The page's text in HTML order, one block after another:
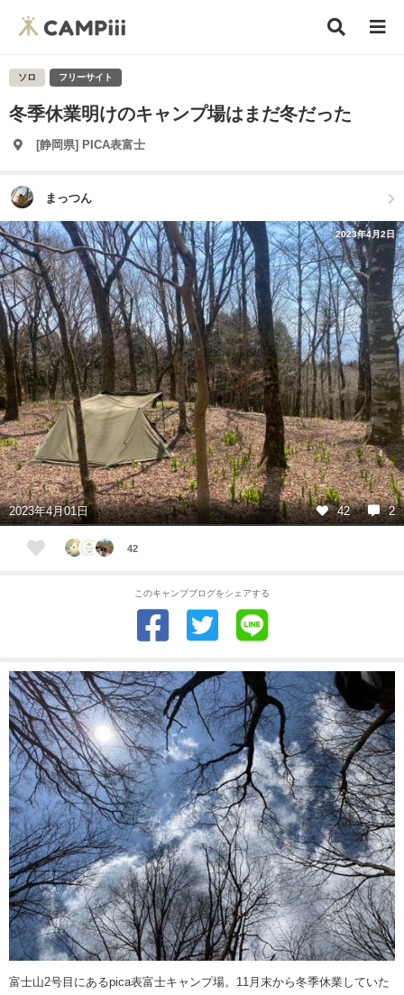
ソロ フリーサイト
冬季休業明けのキャンプ場はまだ冬だった
[静岡県] PICA表富士
まっつん
2023年4月2日
2023年4月01日 42 2
42
このキャンプブログをシェアする
富士山2号目にあるpica表富士キャンプ場。11月末から冬季休業していた